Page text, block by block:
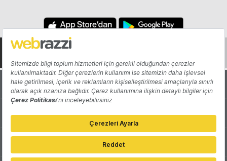
Hakkında Yazarlar
Katkıda Bulun Reklam